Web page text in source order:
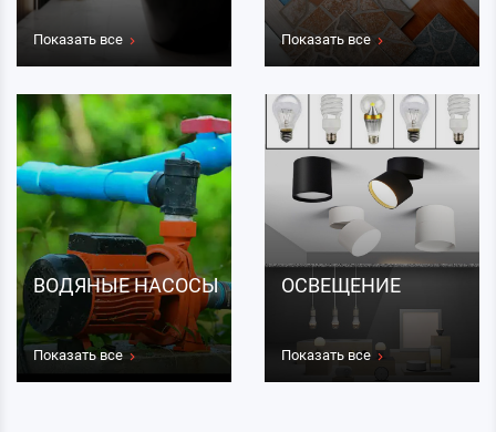
Показать все Показать все
ВОДЯНЫЕ НАСОСЫ
Показать все
ОСВЕЩЕНИЕ
Показать все